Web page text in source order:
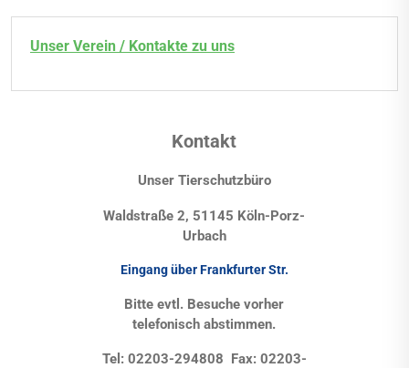
Unser Verein / Kontakte zu uns
Kontakt
Unser Tierschutzbüro
Waldstraße 2, 51145 Köln-Porz-
Urbach
Eingang über Frankfurter Str.
Bitte evtl. Besuche vorher
telefonisch abstimmen.
Tel: 02203-294808 Fax: 02203-